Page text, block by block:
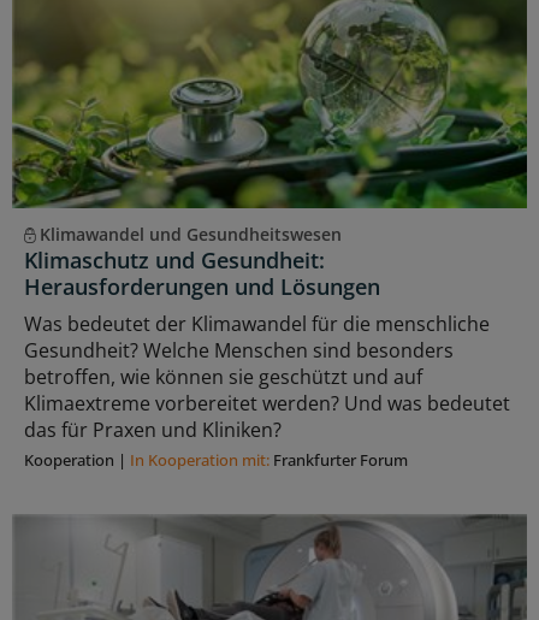
Klimawandel und Gesundheitswesen
Klimaschutz und Gesundheit:
Herausforderungen und Lösungen
Was bedeutet der Klimawandel für die menschliche
Gesundheit? Welche Menschen sind besonders
betroffen, wie können sie geschützt und auf
Klimaextreme vorbereitet werden? Und was bedeutet
das für Praxen und Kliniken?
Kooperation | In Kooperation mit: Frankfurter Forum